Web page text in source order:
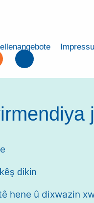
dikin
hene û dixwazin